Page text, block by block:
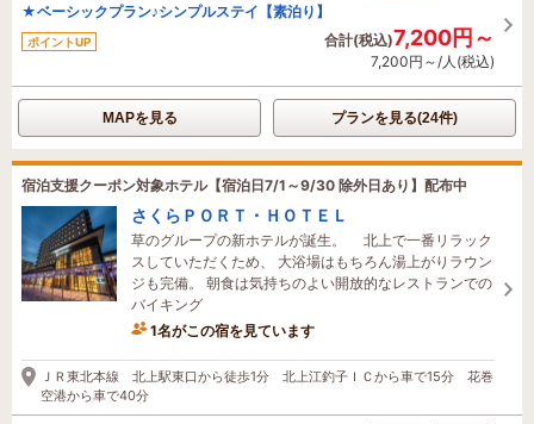
★ベーシックプラン♪シンプルステイ【素泊り】
ポイントUP 合計(税込)7,200円～
7,200円～/人(税込)
MAPを見る プランを見る(24件)
宿泊支援クーポン対象ホテル【宿泊日7/1～9/30 除外日あり】配布中
さくらＰＯＲＴ・ＨＯＴＥＬ
草のグループの新ホテルが誕生。 北上で一番リラック
スしていただくため、 大浴場はもちろん湯上がりラウン
ジも完備。 朝食は気持ちのよい開放的なレストランでの
バイキング
1名がこの宿を見ています
12時間前に予約されました
ＪＲ東北本線 北上駅東口から徒歩1分 北上江釣子ＩＣから車で15分 花巻
空港から車で40分